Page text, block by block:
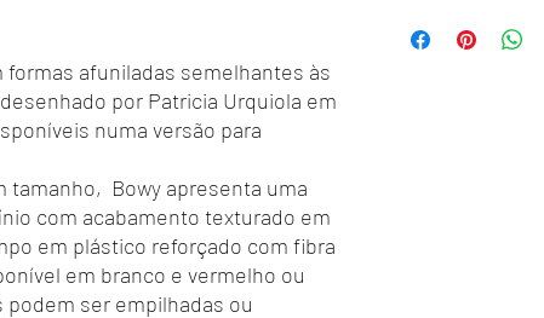
formas afuniladas semelhantes às
por Patricia Urquiola em
numa versão para
tamanho, Bowy apresenta uma
com acabamento texturado em
em plástico reforçado com fibra
em branco e vermelho ou
ser empilhadas ou
Lisboa - 217 168 819